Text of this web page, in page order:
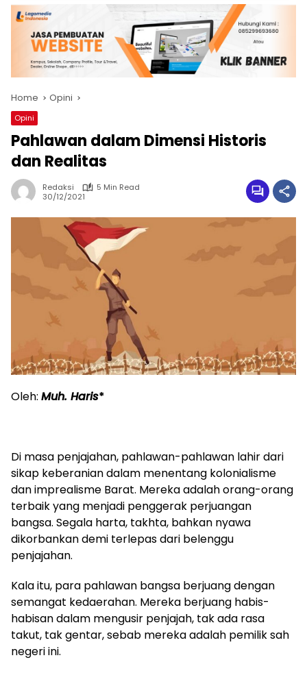
Home Opini
Opini
Pahlawan dalam Dimensi Historis
dan Realitas
Redaksi
5 Min Read
30/12/2021
Oleh: Muh. Haris*
Di masa penjajahan, pahlawan-pahlawan lahir dari
sikap keberanian dalam menentang kolonialisme
dan imprealisme Barat. Mereka adalah orang-orang
terbaik yang menjadi penggerak perjuangan
bangsa. Segala harta, takhta, bahkan nyawa
dikorbankan demi terlepas dari belenggu
penjajahan.
Kala itu, para pahlawan bangsa berjuang dengan
semangat kedaerahan. Mereka berjuang habis-
habisan dalam mengusir penjajah, tak ada rasa
takut, tak gentar, sebab mereka adalah pemilik sah
negeri ini.